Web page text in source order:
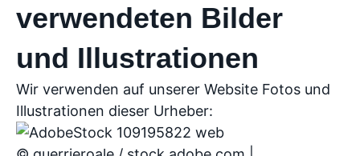
verwendeten Bilder
und Illustrationen
Wir verwenden auf unserer Website Fotos und
Illustrationen dieser Urheber: